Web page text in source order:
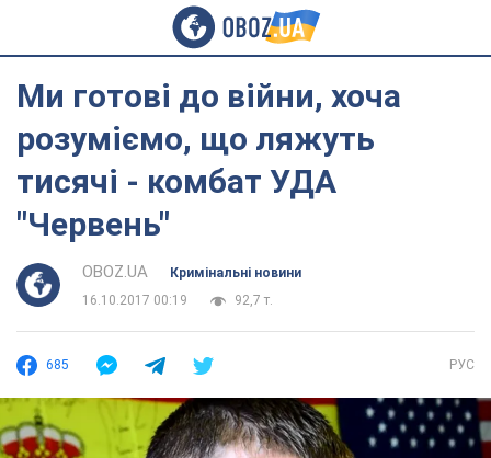
Ми готові до війни, хоча
розуміємо, що ляжуть
тисячі - комбат УДА
"Червень"
OBOZ.UA
Кримінальні новини
16.10.2017 00:19
92,7 т.
685 РУС